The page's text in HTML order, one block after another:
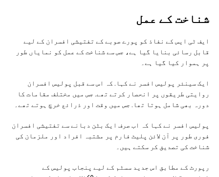
شناخت کے عمل
ایف ٹی ایس کے نفاذ کو پورے صوبے کے تفتیشی افسران کے لیے
قابل رسائی بنایا گیا ہے، جس سے شناخت کے عمل کو نمایاں طور
پر ہموار کیا گیا ہے۔
ایک سینئر پولیس افسر نے کہا. کہ اس سے قبل پولیس افسران
روایتی طریقوں پر انحصار کرتے تھے. جس میں مختلف مقامات کا
دورہ بھی شامل ہوتا تھا. جس میں وقت اور ذرائع خرچ ہوتے تھے۔
پولیس افسر نے کہا کہ اب صرف ایک بٹن دبانے سے تفتیشی افسران
فوری طور پر آن لائن پلیٹ فارم پر مشتبہ افراد اور ملزمان کی
شناخت کی تصدیق کر سکتے ہیں۔
رپورٹ کے مطابق اس جدید سسٹم کے لیے پنجاب پولیس کے